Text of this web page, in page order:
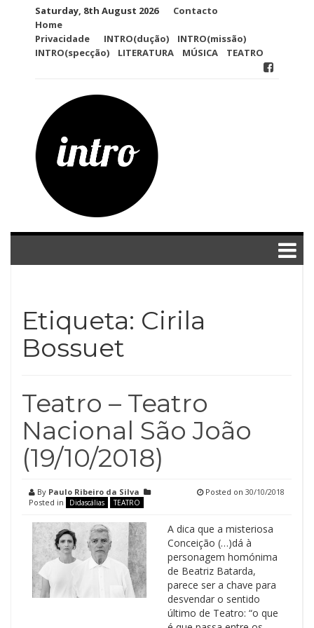
Saturday, 8th August 2026
Contacto
Home
Privacidade
INTRO(dução)
INTRO(missão)
INTRO(specção)
LITERATURA MÚSICA TEATRO
Etiqueta: Cirila
Bossuet
Teatro – Teatro
Nacional São João
(19/10/2018)
By Paulo Ribeiro da Silva
Posted in
Didascálias TEATRO
Posted on 30/10/2018
A dica que a misteriosa
Conceição (…)dá à
personagem homónima
de Beatriz Batarda,
parece ser a chave para
desvendar o sentido
último de Teatro: “o que